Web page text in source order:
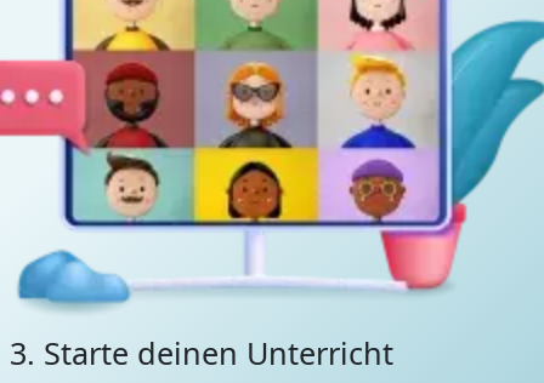
3. Starte deinen Unterricht